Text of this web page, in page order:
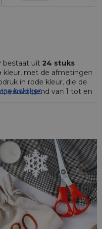
bestaat uit 24 stuks
kleur, met de afmetingen
in rode kleur, die de
van 1 tot en
U de kalender aan
een open haard.
waarmee U Uw eigen
De
individueel verpakt en in
geplaatst. Laat
af te tellen van het
en die al sinds meer
ook in Uw huis aanwezig
zich door zijn
bekijken